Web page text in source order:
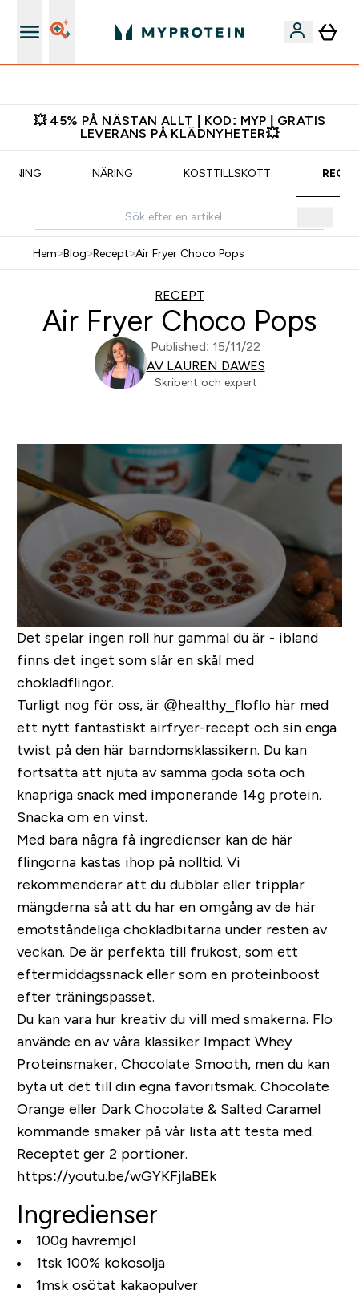
💥 45% PÅ NÄSTAN ALLT | KOD: MYP | GRATIS
LEVERANS PÅ KLÄDNYHETER💥
NÄRING KOSTTILLSKOTT
Hem>Blog>Recept>Air Fryer Choco Pops
RECEPT
Air Fryer Choco Pops
Published: 15/11/22
AV LAUREN DAWES
Skribent och expert
Det spelar ingen roll hur gammal du är - ibland
finns det inget som slår en skål med
chokladflingor.
Turligt nog för oss, är @healthy_floflo här med
ett nytt fantastiskt airfryer-recept och sin enga
twist på den här barndomsklassikern. Du kan
fortsätta att njuta av samma goda söta och
knapriga snack med imponerande 14g protein.
Snacka om en vinst.
Med bara några få ingredienser kan de här
flingorna kastas ihop på nolltid. Vi
rekommenderar att du dubblar eller tripplar
mängderna så att du har en omgång av de här
emotståndeliga chokladbitarna under resten av
veckan. De är perfekta till frukost, som ett
eftermiddagssnack eller som en proteinboost
efter träningspasset.
Du kan vara hur kreativ du vill med smakerna. Flo
använde en av våra klassiker Impact Whey
Proteinsmaker, Chocolate Smooth, men du kan
byta ut det till din egna favoritsmak. Chocolate
Orange eller Dark Chocolate & Salted Caramel
kommande smaker på vår lista att testa med.
Receptet ger 2 portioner.
https://youtu.be/wGYKFjlaBEk
Ingredienser
100g havremjöl
1tsk 100% kokosolja
1msk osötat kakaopulver